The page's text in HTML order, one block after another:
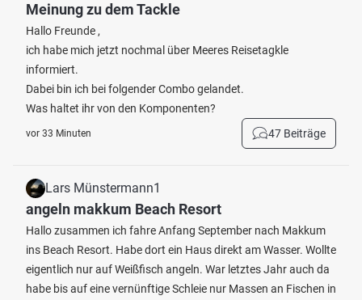
Meinung zu dem Tackle
Hallo Freunde ,
ich habe mich jetzt nochmal über Meeres Reisetagkle
informiert.
Dabei bin ich bei folgender Combo gelandet.
Was haltet ihr von den Komponenten?
vor 33 Minuten 47 Beiträge
Lars Münstermann1
angeln makkum Beach Resort
Hallo zusammen ich fahre Anfang September nach Makkum
ins Beach Resort. Habe dort ein Haus direkt am Wasser. Wollte
eigentlich nur auf Weißfisch angeln. War letztes Jahr auch da
habe bis auf eine vernünftige Schleie nur Massen an Fischen in